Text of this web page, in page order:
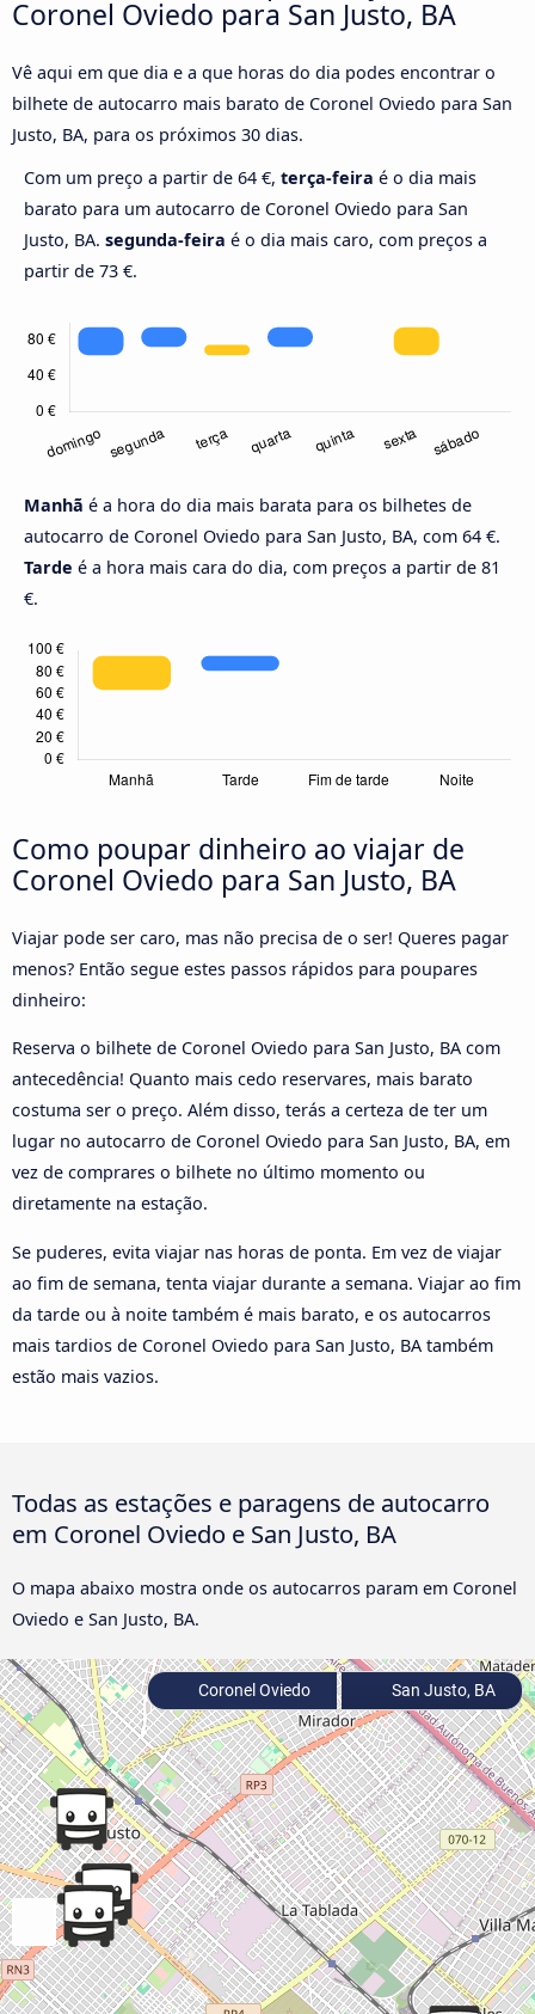
Coronel Oviedo para San Justo, BA
Vê aqui em que dia e a que horas do dia podes encontrar o
bilhete de autocarro mais barato de Coronel Oviedo para San
Justo, BA, para os próximos 30 dias.
Com um preço a partir de 64 €, terça-feira é o dia mais
barato para um autocarro de Coronel Oviedo para San
Justo, BA. segunda-feira é o dia mais caro, com preços a
partir de 73 €.
Manhã é a hora do dia mais barata para os bilhetes de
autocarro de Coronel Oviedo para San Justo, BA, com 64 €.
Tarde é a hora mais cara do dia, com preços a partir de 81
€.
Como poupar dinheiro ao viajar de
Coronel Oviedo para San Justo, BA
Viajar pode ser caro, mas não precisa de o ser! Queres pagar
menos? Então segue estes passos rápidos para poupares
dinheiro:
Reserva o bilhete de Coronel Oviedo para San Justo, BA com
antecedência! Quanto mais cedo reservares, mais barato
costuma ser o preço. Além disso, terás a certeza de ter um
lugar no autocarro de Coronel Oviedo para San Justo, BA, em
vez de comprares o bilhete no último momento ou
diretamente na estação.
Se puderes, evita viajar nas horas de ponta. Em vez de viajar
ao fim de semana, tenta viajar durante a semana. Viajar ao fim
da tarde ou à noite também é mais barato, e os autocarros
mais tardios de Coronel Oviedo para San Justo, BA também
estão mais vazios.
Todas as estações e paragens de autocarro
em Coronel Oviedo e San Justo, BA
O mapa abaixo mostra onde os autocarros param em Coronel
Oviedo e San Justo, BA.
Coronel Oviedo San Justo, BA